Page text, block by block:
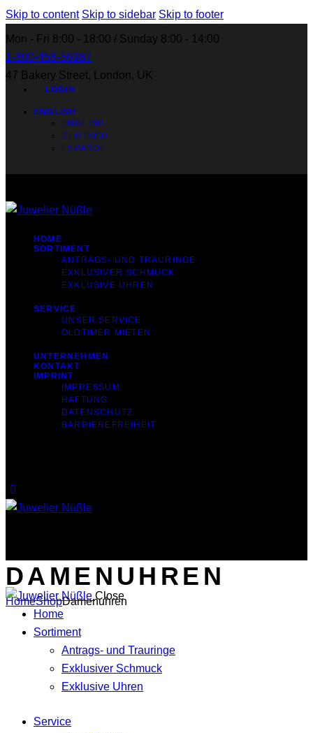
Skip to content Skip to sidebar Skip to footer
Mon - Fri 8:00 - 18:00 / Sunday 8:00 - 14:00
1-800-458-56987
47 Bakery Street, London, UK
LOGIN
ENGLISH
ENGLISH
DEUTSCH
ESPAÑOL
HOME
SORTIMENT
ANTRAGS- UND TRAURINGE
EXKLUSIVER SCHMUCK
EXKLUSIVE UHREN
SERVICE
UNSER SERVICE
OLDTIMER MIETEN
UNTERNEHMEN
KONTAKT
IMPRINT
IMPRESSUM
HAFTUNG
DATENSCHUTZ
BARRIEREFREIHEIT
DAMENUHREN
HomeShopDamenuhren
Close
Home
Sortiment
Antrags- und Trauringe
Exklusiver Schmuck
Exklusive Uhren
Service